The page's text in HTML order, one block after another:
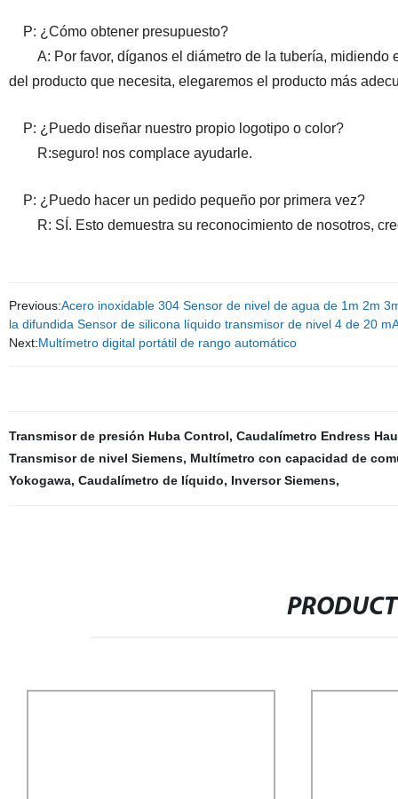
P: ¿Cómo obtener presupuesto?
A: Por favor, díganos el diámetro de la tubería, midiendo
del producto que necesita, elegaremos el producto más
P: ¿Puedo diseñar nuestro propio logotipo o color?
R:seguro! nos complace ayudarle.
P: ¿Puedo hacer un pedido pequeño por primera vez?
R: SÍ. Esto demuestra su reconocimiento de nosotros,
Previous:Acero inoxidable 304 Sensor de nivel de agua de 1m 2m
la difundida Sensor de silicona líquido transmisor de nivel 4 de 20
Next:Multímetro digital portátil de rango automático
Transmisor de presión Huba Control, Caudalímetro Endress
Transmisor de nivel Siemens, Multímetro con capacidad de
Yokogawa, Caudalímetro de líquido, Inversor Siemens,